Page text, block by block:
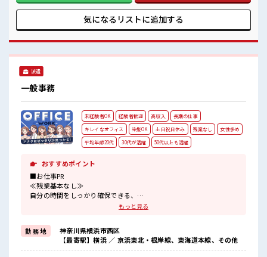
たり奇抜でなければ基本的に自由！ (規定有)≪自分に向いて
いる仕事が探せる≫ 困った事などがあれば、 担当がしっかり
サポートします！ ■職場の雰囲気 女性多めで休み時間は女子
よ！ 明るすぎたり奇抜過ぎなければヘアカラーOK！ 高収入
もバッチリ目指せますよ！
気になるリストに追加する
派遣
一般事務
未経験者OK 経験者歓迎 高収入
長期の仕事
キレイなオフィス
染髪OK 土日祝日休み 残業なし
女性多め
平均年齢20代
30代が活躍 50代以上も活躍
おすすめポイント
■お仕事PR
≪残業基本なし≫
自分の時間をしっかり確保できる、
≪女性も仕事をしやすい職場≫
もちろん男性の応募も歓迎！
≪週休2日制≫
週末は家族や友人と一緒にプライベート満喫！
もっと見る
勤 務 地
神奈川県横浜市西区
【最寄駅】横浜 ／ 京浜東北・根岸線、東海道本線、その他